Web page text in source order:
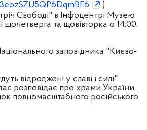
)
Свободі" в Інфоцентрі Музею
щочетверга та щовівторка о 14:00.
заповідника "Києво-
відроджені у славі і силі"
розповідає про храми України,
повномасштабного російського